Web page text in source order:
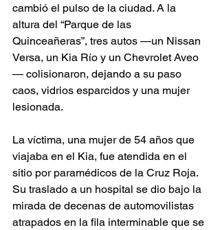
cambió el pulso de la ciudad. A la
altura del “Parque de las
Quinceañeras”, tres autos —un Nissan
Versa, un Kia Río y un Chevrolet Aveo
— colisionaron, dejando a su paso
caos, vidrios esparcidos y una mujer
lesionada.
La víctima, una mujer de 54 años que
viajaba en el Kia, fue atendida en el
sitio por paramédicos de la Cruz Roja.
Su traslado a un hospital se dio bajo la
mirada de decenas de automovilistas
atrapados en la fila interminable que se